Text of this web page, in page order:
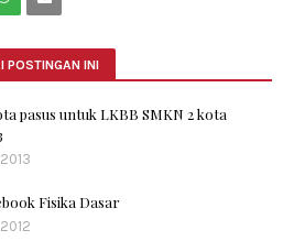
POSTINGAN INI
pasus untuk LKBB SMKN 2 kota
Fisika Dasar